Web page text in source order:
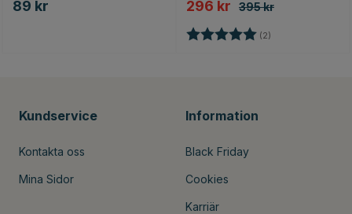
89 kr 296 kr 395 kr
Betyg: (2)
Kundservice
Kontakta oss
Mina Sidor
Information
Black Friday
Cookies
Karriär